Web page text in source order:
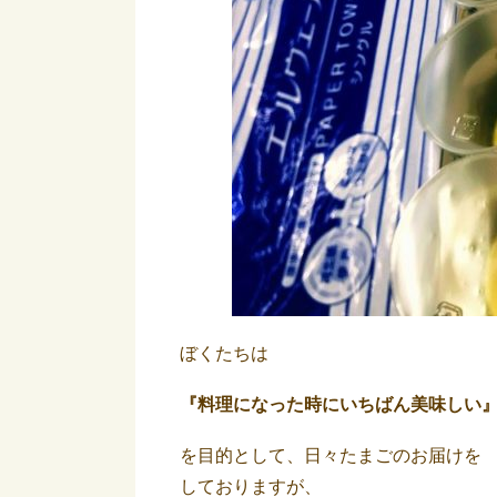
ぼくたちは
『料理になった時にいちばん美味しい
を目的として、日々たまごのお届けを
しておりますが、